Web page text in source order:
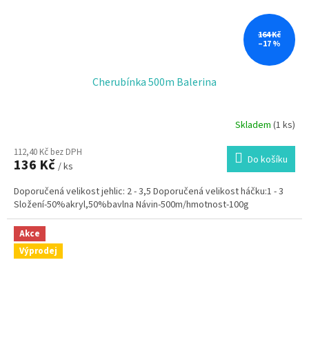
164 Kč
–17 %
Cherubínka 500m Balerina
Skladem (1 ks)
112,40 Kč bez DPH
136 Kč / ks Do košíku
Doporučená velikost jehlic: 2 - 3,5 Doporučená velikost háčku:1 - 3
Složení-50%akryl,50%bavlna Návin-500m/hmotnost-100g
Akce
Výprodej